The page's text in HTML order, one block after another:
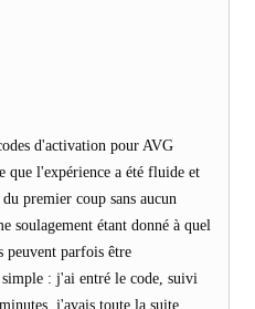
d'activation pour AVG
que l'expérience a été fluide et
premier coup sans aucun
soulagement étant donné à quel
peuvent parfois être
simple : j'ai entré le code, suivi
j'avais toute la suite